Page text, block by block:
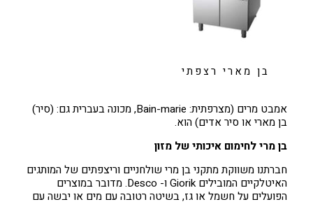
בן מארי רצפתי
אמבט מרים (מצרפתית: Bain-marie, מכונה בעברית גם: (סיר)
בן מארי או סיר אדים) הוא.
בן מרי לחימום איכותי של מזון
חברתנו משווקת מתקני בן מרי שולחניים וריצפתים של המותגים
האיטלקיים המובילים Giorik ו- Desco. מדובר במוצרים
הפועלים על חשמל או גז, בשיטה רטובה עם מים או יבשה עם